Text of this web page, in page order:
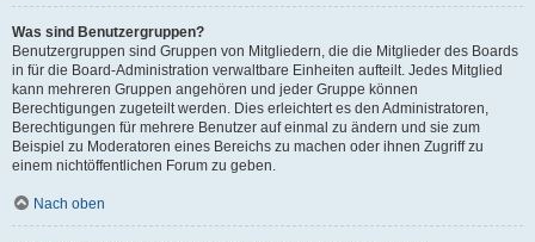
Was sind Benutzergruppen?
Benutzergruppen sind Gruppen von Mitgliedern, die die Mitglieder des Boards
in für die Board-Administration verwaltbare Einheiten aufteilt. Jedes Mitglied
kann mehreren Gruppen angehören und jeder Gruppe können
Berechtigungen zugeteilt werden. Dies erleichtert es den Administratoren,
Berechtigungen für mehrere Benutzer auf einmal zu ändern und sie zum
Beispiel zu Moderatoren eines Bereichs zu machen oder ihnen Zugriff zu
einem nichtöffentlichen Forum zu geben.
Nach oben